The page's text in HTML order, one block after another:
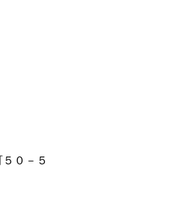
０－５